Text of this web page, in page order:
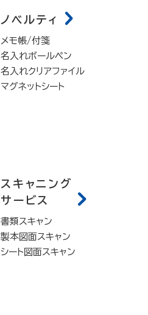
ノベルティ
メモ帳/付箋
名入れボールペン
名入れクリアファイル
マグネットシート
スキャニング
サービス
書類スキャン
製本図面スキャン
シート図面スキャン